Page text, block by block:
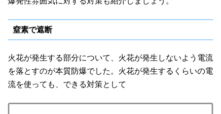
窒素で遮断
火花が発生する部分について、火花が発生しないよう電流
を落とすのが本質防爆でした。火花が発生するくらいの電
流を使っても、できる対策として